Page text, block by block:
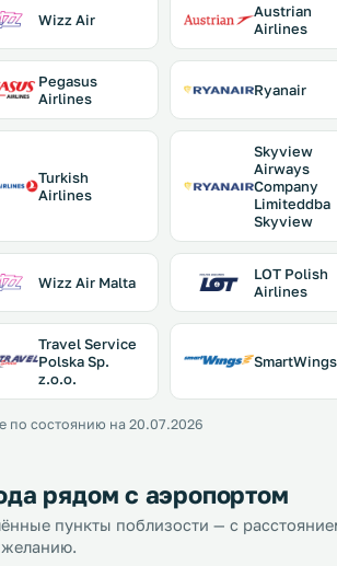
Wizz Air
Austrian
Airlines
Pegasus
Airlines
Ryanair
Turkish
Airlines
Skyview
Airways
Company
Limiteddba
Skyview
Wizz Air Malta
LOT Polish
Airlines
Travel Service
Polska Sp.
z.o.o.
SmartWings
по состоянию на 20.07.2026
рядом с аэропортом
пункты поблизости — с